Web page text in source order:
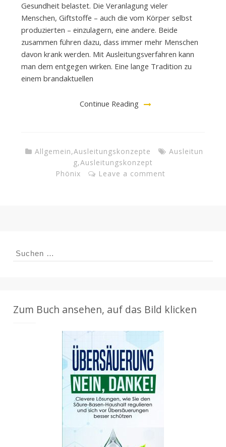
Gesundheit belastet. Die Veranlagung vieler
Menschen, Giftstoffe – auch die vom Körper selbst
produzierten – einzulagern, eine andere. Beide
zusammen führen dazu, dass immer mehr Menschen
davon krank werden. Mit Ausleitungsverfahren kann
man dem entgegen wirken. Eine lange Tradition zu
einem brandaktuellen
Continue Reading
Allgemein,Ausleitungskonzepte
Ausleitun
g,Ausleitungskonzept
Phönix
Leave a comment
Suchen
Zum Buch ansehen, auf das Bild klicken